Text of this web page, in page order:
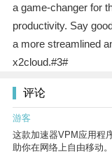
a game-changer for
productivity. Say
a more streamlined
x2cloud.#3#
评论
游客
这款加速器VPM应用程
助你在网络上自由移动。